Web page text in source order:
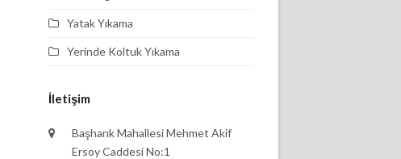
Yatak Yıkama
Yerinde Koltuk Yıkama
İletişim
Başharık Mahallesi Mehmet Akif
Ersoy Caddesi No:1